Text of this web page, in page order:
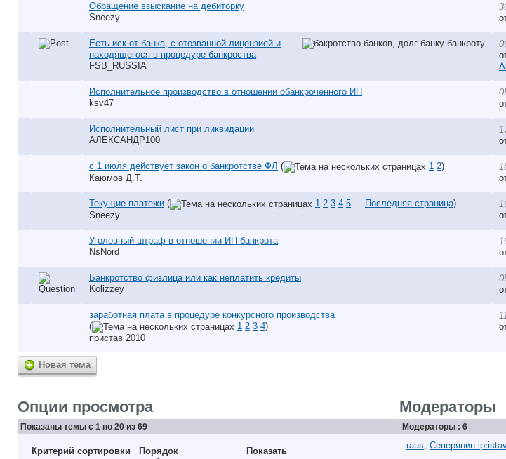
Обращение взыскание на дебиторку
Sneezy
Есть иск от банка, с отозванной лицензией и
находящегося в процедуре банкроства
FSB_RUSSIA
Исполнительное производство в отношении обанкроченного ИП
ksv47
Исполнительный лист при ликвидации
АЛЕКСАНДР100
с 1 июля действует закон о банкротстве ФЛ ( 1 2)
Каюмов Д.Т.
Текущие платежи ( 1 2 3 4 5 ... Последняя страница)
Sneezy
Уголовный штраф в отношении ИП банкрота
NsNord
Банкротство физлица или как неплатить кредиты
Kolizzey
заработная плата в процедуре конкурсного производства
(
1 2 3 4)
пристав 2010
Новая тема
Опции просмотра Модераторы
Показаны темы с 1 по 20 из 69 Модераторы : 6
Критерий сортировки
Порядок
Показать
raus, Северянин-ipristav